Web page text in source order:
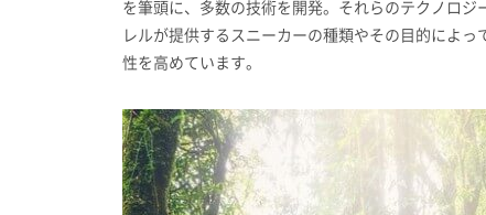
を筆頭に、多数の技術を開発。それらのテクノロ
レルが提供するスニーカーの種類やその目的によ
性を高めています。